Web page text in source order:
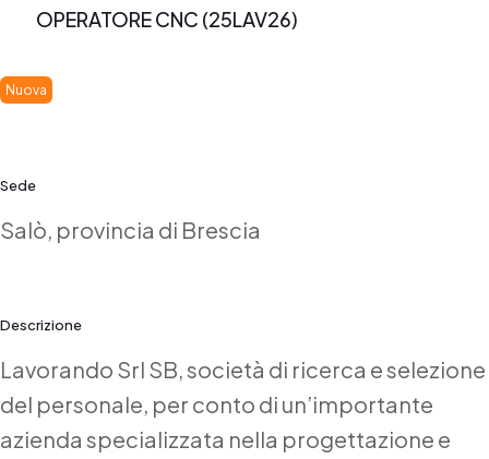
OPERATORE CNC (25LAV26)
Nuova
Sede
Salò, provincia di Brescia
Descrizione
Lavorando Srl SB, società di ricerca e selezione
del personale, per conto di un’importante
azienda specializzata nella progettazione e